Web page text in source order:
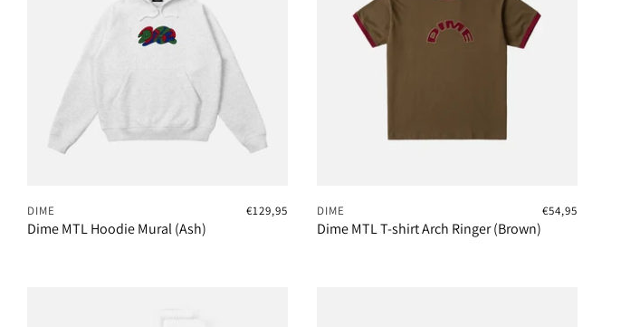
DIME
Dime MTL Hoodie Mural (Ash)
€129,95 DIME
Dime MTL T-shirt Arch Ringer (Brown)
€54,95